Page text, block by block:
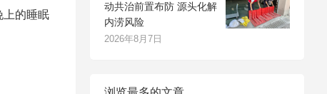
上的睡眠
动共治前置布防 源头化解
内涝风险
2026年8月7日